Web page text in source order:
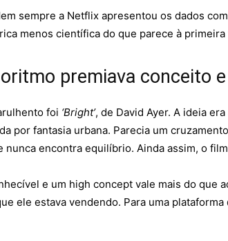
sempre a Netflix apresentou os dados
menos científica do que parece à primeira
premiava conceito
foi ‘Bright’, de David Ayer. A ideia
por fantasia urbana. Parecia um
encontra equilíbrio. Ainda assim, o
e um high concept vale mais do que
ele estava vendendo. Para uma